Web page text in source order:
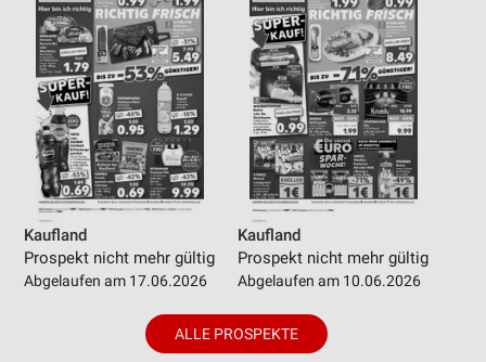
Kaufland
Prospekt nicht mehr gültig
Abgelaufen am 17.06.2026
Kaufland
Prospekt nicht mehr gültig
Abgelaufen am 10.06.2026
ALLE PROSPEKTE